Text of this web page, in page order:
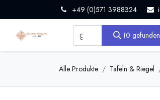
+49 (0)571 3988324
(0
Alle Produkte Tafeln & Riegel